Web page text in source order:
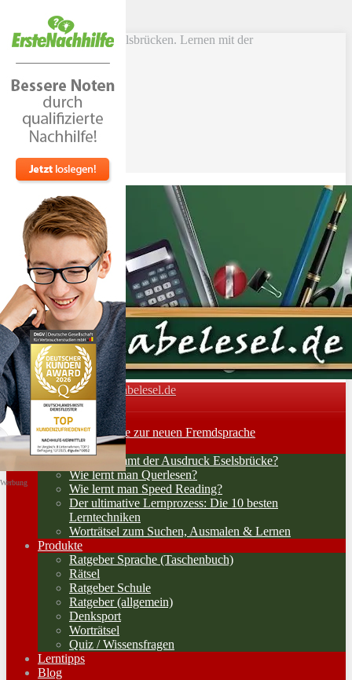
Skip to main content
Vokabel Lernen mit Eselsbrücken. Lernen mit der
Bestseller
Etsy-Shop
Fire Tablets Kids
T-Shirts
Blog
Produkte
Toggle navigation Vokabelesel.de
Home
Lernerfolge: Wege zur neuen Fremdsprache
Lernstrategien
Woher kommt der Ausdruck Eselsbrücke?
Wie lernt man Querlesen?
Wie lernt man Speed Reading?
Der ultimative Lernprozess: Die 10 besten
Lerntechniken
Worträtsel zum Suchen, Ausmalen & Lernen
Produkte
Ratgeber Sprache (Taschenbuch)
Rätsel
Ratgeber Schule
Ratgeber (allgemein)
Denksport
Worträtsel
Quiz / Wissensfragen
Lerntipps
Blog
Werbung